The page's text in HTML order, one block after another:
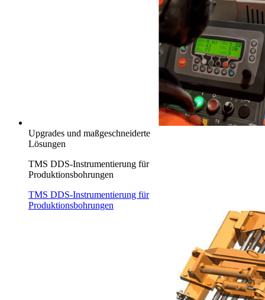
Upgrades und maßgeschneiderte
Lösungen
TMS DDS-Instrumentierung für
Produktionsbohrungen
TMS DDS-Instrumentierung für
Produktionsbohrungen